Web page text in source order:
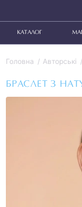
КАТАЛОГ
Головна Авторські
БРАСЛЕТ З